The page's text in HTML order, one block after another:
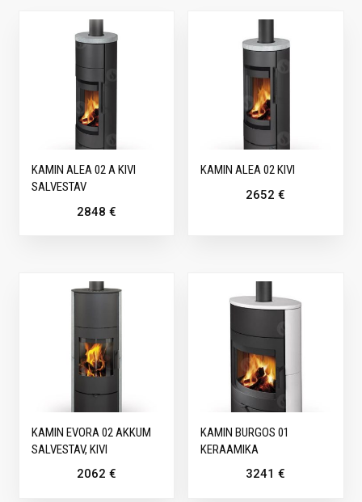
KAMIN ALEA 02 A KIVI
SALVESTAV
2848 €
KAMIN ALEA 02 KIVI
2652€
KAMIN EVORA 02 AKKUM
SALVESTAV, KIVI
2062 €
KAMIN BURGOS 01
KERAAMIKA
3241€